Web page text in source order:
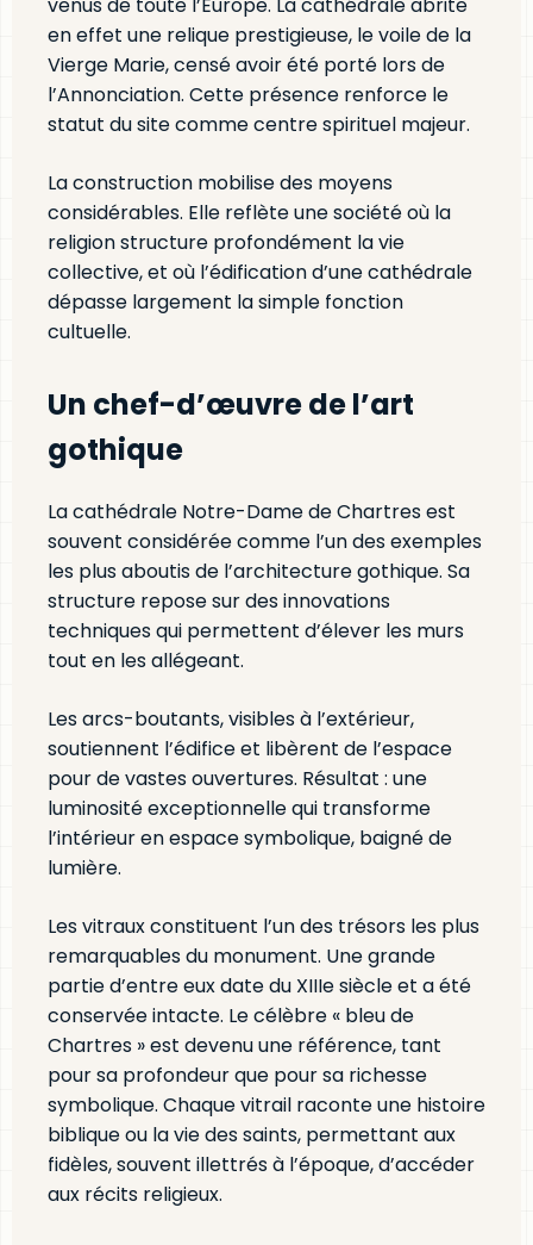
en effet une relique prestigieuse, le voile de la
Vierge Marie, censé avoir été porté lors de
l’Annonciation. Cette présence renforce le
statut du site comme centre spirituel majeur.
La construction mobilise des moyens
considérables. Elle reflète une société où la
religion structure profondément la vie
collective, et où l’édification d’une cathédrale
dépasse largement la simple fonction
cultuelle.
Un chef-d’œuvre de l’art
gothique
La cathédrale Notre-Dame de Chartres est
souvent considérée comme l’un des exemples
les plus aboutis de l’architecture gothique. Sa
structure repose sur des innovations
techniques qui permettent d’élever les murs
tout en les allégeant.
Les arcs-boutants, visibles à l’extérieur,
soutiennent l’édifice et libèrent de l’espace
pour de vastes ouvertures. Résultat : une
luminosité exceptionnelle qui transforme
l’intérieur en espace symbolique, baigné de
lumière.
Les vitraux constituent l’un des trésors les plus
remarquables du monument. Une grande
partie d’entre eux date du XIIIe siècle et a été
conservée intacte. Le célèbre « bleu de
Chartres » est devenu une référence, tant
pour sa profondeur que pour sa richesse
symbolique. Chaque vitrail raconte une histoire
biblique ou la vie des saints, permettant aux
fidèles, souvent illettrés à l’époque, d’accéder
aux récits religieux.